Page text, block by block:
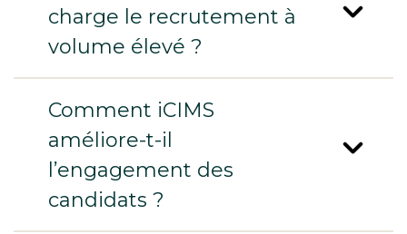
charge le recrutement à
volume élevé ?
Comment iCIMS
améliore-t-il
l’engagement des
candidats ?